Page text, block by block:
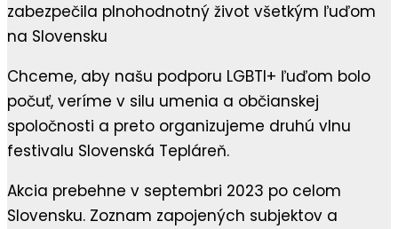
zabezpečila plnohodnotný život všetkým ľuďom
na Slovensku
Chceme, aby našu podporu LGBTI+ ľuďom bolo
počuť, veríme v silu umenia a občianskej
spoločnosti a preto organizujeme druhú vlnu
festivalu Slovenská Tepláreň.
Akcia prebehne v septembri 2023 po celom
Slovensku. Zoznam zapojených subjektov a